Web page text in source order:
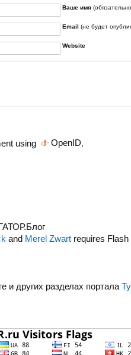
Ваше имя
Email (не будет
Website
using OpenID.
and Merel Zwartrequires Flash
и других разделах портала